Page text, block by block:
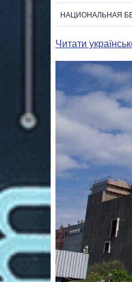
НАЦИОНАЛЬНАЯ
Читати